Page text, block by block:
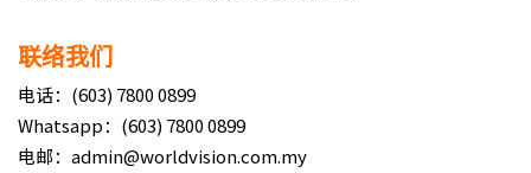
联络我们
电话：(603) 7800 0899
Whatsapp：(603) 7800 0899
电邮：admin@worldvision.com.my